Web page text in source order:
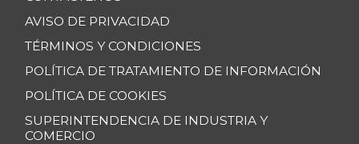
AVISO DE PRIVACIDAD
TÉRMINOS Y CONDICIONES
POLÍTICA DE TRATAMIENTO DE INFORMACIÓN
POLÍTICA DE COOKIES
SUPERINTENDENCIA DE INDUSTRIA Y
COMERCIO